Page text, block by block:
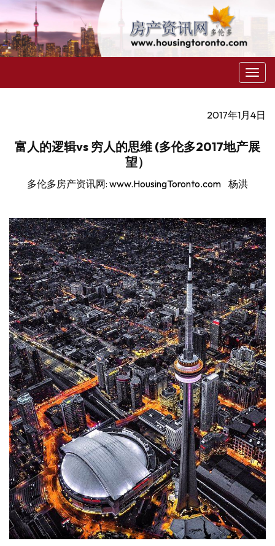
菜
单
2017年1月4日
富人的逻辑vs 穷人的思维 (多伦多2017地产展
望）
多伦多房产资讯网: www.HousingToronto.com 杨洪